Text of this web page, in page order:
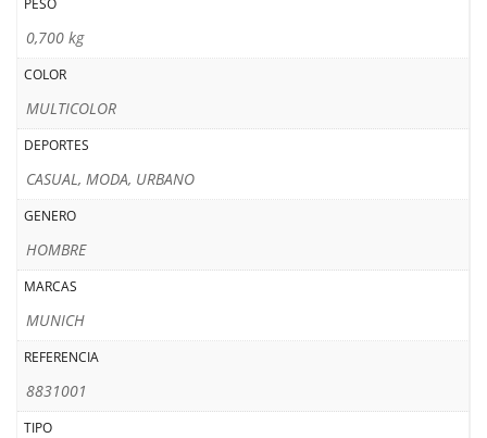
PESO
0,700 kg
COLOR
MULTICOLOR
DEPORTES
CASUAL, MODA, URBANO
GENERO
HOMBRE
MARCAS
MUNICH
REFERENCIA
8831001
TIPO